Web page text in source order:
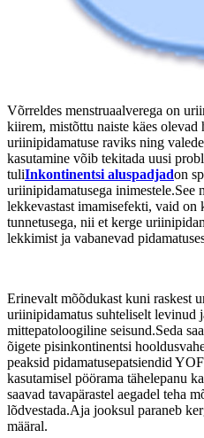
Võrreldes menstruaalverega on
kiirem, mistõttu naiste käes olevad
uriinipidamatuse raviks ning
kasutamine võib tekitada uusi
tuliInkontinentsi aluspadjadon
uriinipidamatusega inimestele.See
lekkevastast imamisefekti, vaid on
tunnetusega, nii et kerge
lekkimist ja vabanevad
Erinevalt mõõdukast kuni raskest
uriinipidamatus suhteliselt levinud
mittepatoloogiline seisund.Seda
õigete pisinkontinentsi
peaksid pidamatusepatsiendid
kasutamisel pöörama tähelepanu
saavad tavapärastel aegadel teha
lõdvestada.Aja jooksul paraneb
määral.